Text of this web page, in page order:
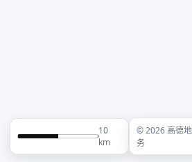
10
km
© 2026 高德
务